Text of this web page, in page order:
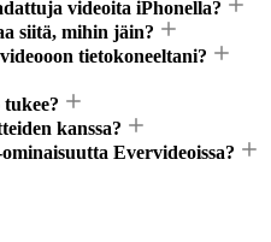
videoita iPhonella?
siitä, mihin jäin?
tietokoneeltani?
kanssa?
Evervideoissa?